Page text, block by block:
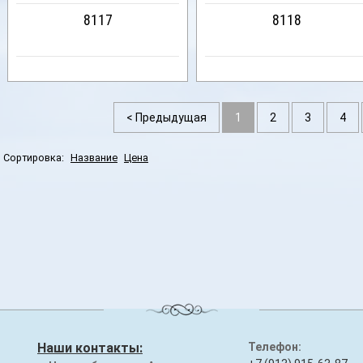
8117 8118
< Предыдущая 1 2 3 4
Сортировка: Название Цена
Наши контакты:
Телефон: